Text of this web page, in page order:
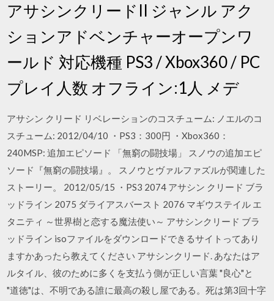
アサシンクリードII ジャンル アク
ションアドベンチャーオープンワ
ールド 対応機種 PS3 / Xbox360 / PC
プレイ人数 オフライン:1人 メデ
アサシン クリード リベレーションのコスチューム: ノエルのコ
スチューム: 2012/04/10 ・PS3：300円 ・Xbox360：
240MSP: 追加エピソード 「無窮の闘技場」 スノウの追加エピ
ソード『無窮の闘技場』。 スノウとヴァルファズルが関連した
ストーリー。 2012/05/15 ・PS3 2074 アサシン クリード ブラ
ッドライン 2075 ダライアスバースト 2076 マギウステイル エ
タニティ ～世界樹と恋する魔法使い～ アサシンクリード ブラ
ッドライン isoファイルをダウンロードできるサイトってあり
ますかあったら教えてください アサシンクリード. あなたはア
ルタイル、彼のために多くを支払う側が正しい言葉 "良心"と
"道徳"は、不明である誰に最高の殺し屋である。死は第3回十字